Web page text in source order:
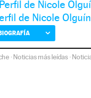
Perfil de Nicole
de Nicole
·Noticias más leídas·